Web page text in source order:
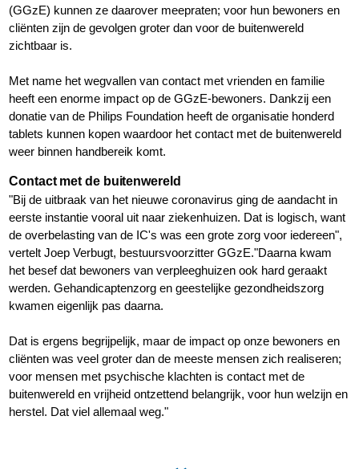
(GGzE) kunnen ze daarover meepraten; voor hun bewoners en
cliënten zijn de gevolgen groter dan voor de buitenwereld
zichtbaar is.
Met name het wegvallen van contact met vrienden en familie
heeft een enorme impact op de GGzE-bewoners. Dankzij een
donatie van de Philips Foundation heeft de organisatie honderd
tablets kunnen kopen waardoor het contact met de buitenwereld
weer binnen handbereik komt.
Contact met de buitenwereld
"Bij de uitbraak van het nieuwe coronavirus ging de aandacht in
eerste instantie vooral uit naar ziekenhuizen. Dat is logisch, want
de overbelasting van de IC's was een grote zorg voor iedereen",
vertelt Joep Verbugt, bestuursvoorzitter GGzE."Daarna kwam
het besef dat bewoners van verpleeghuizen ook hard geraakt
werden. Gehandicaptenzorg en geestelijke gezondheidszorg
kwamen eigenlijk pas daarna.
Dat is ergens begrijpelijk, maar de impact op onze bewoners en
cliënten was veel groter dan de meeste mensen zich realiseren;
voor mensen met psychische klachten is contact met de
buitenwereld en vrijheid ontzettend belangrijk, voor hun welzijn en
herstel. Dat viel allemaal weg."